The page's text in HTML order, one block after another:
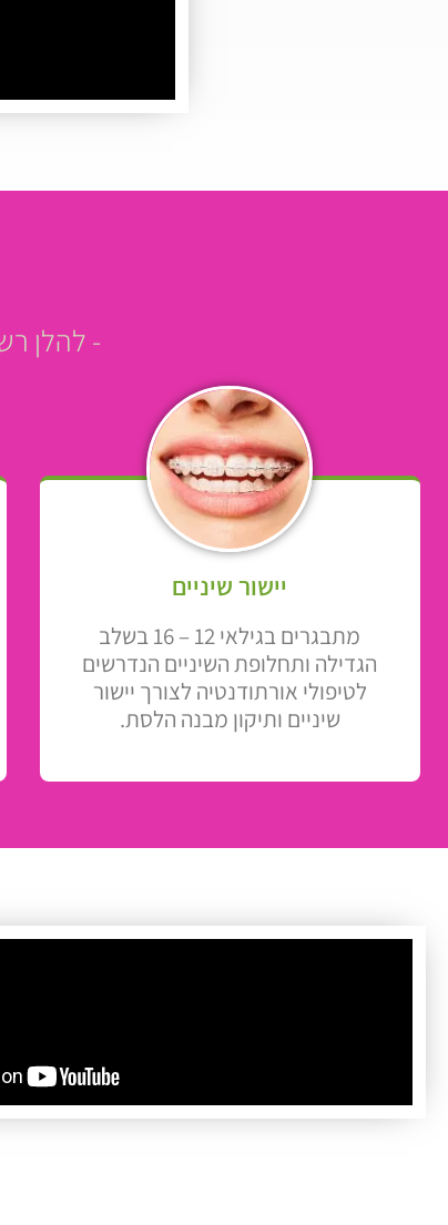
- להלן
יישור שיניים
מתבגרים בגילאי 12 – 16 בשלב
הגדילה ותחלופת השיניים הנדרשים
לטיפולי אורתודנטיה לצורך יישור
שיניים ותיקון מבנה הלסת.